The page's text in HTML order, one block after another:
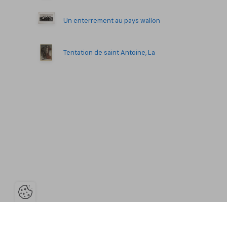
Un enterrement au pays wallon
Tentation de saint Antoine, La
Ouvrir la barre de gestion des